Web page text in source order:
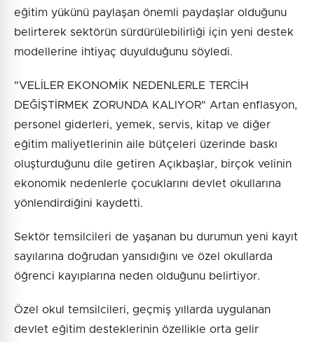
eğitim yükünü paylaşan önemli paydaşlar olduğunu
belirterek sektörün sürdürülebilirliği için yeni destek
modellerine ihtiyaç duyulduğunu söyledi.
"VELİLER EKONOMİK NEDENLERLE TERCİH
DEĞİŞTİRMEK ZORUNDA KALIYOR" Artan enflasyon,
personel giderleri, yemek, servis, kitap ve diğer
eğitim maliyetlerinin aile bütçeleri üzerinde baskı
oluşturduğunu dile getiren Açıkbaşlar, birçok velinin
ekonomik nedenlerle çocuklarını devlet okullarına
yönlendirdiğini kaydetti.
Sektör temsilcileri de yaşanan bu durumun yeni kayıt
sayılarına doğrudan yansıdığını ve özel okullarda
öğrenci kayıplarına neden olduğunu belirtiyor.
Özel okul temsilcileri, geçmiş yıllarda uygulanan
devlet eğitim desteklerinin özellikle orta gelir